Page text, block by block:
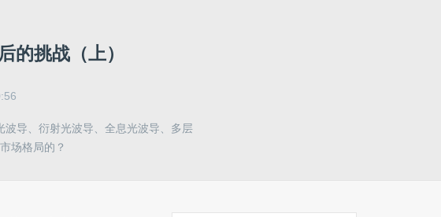
的挑战（上）
导、衍射光波导、全息光波导、多层
场格局的？